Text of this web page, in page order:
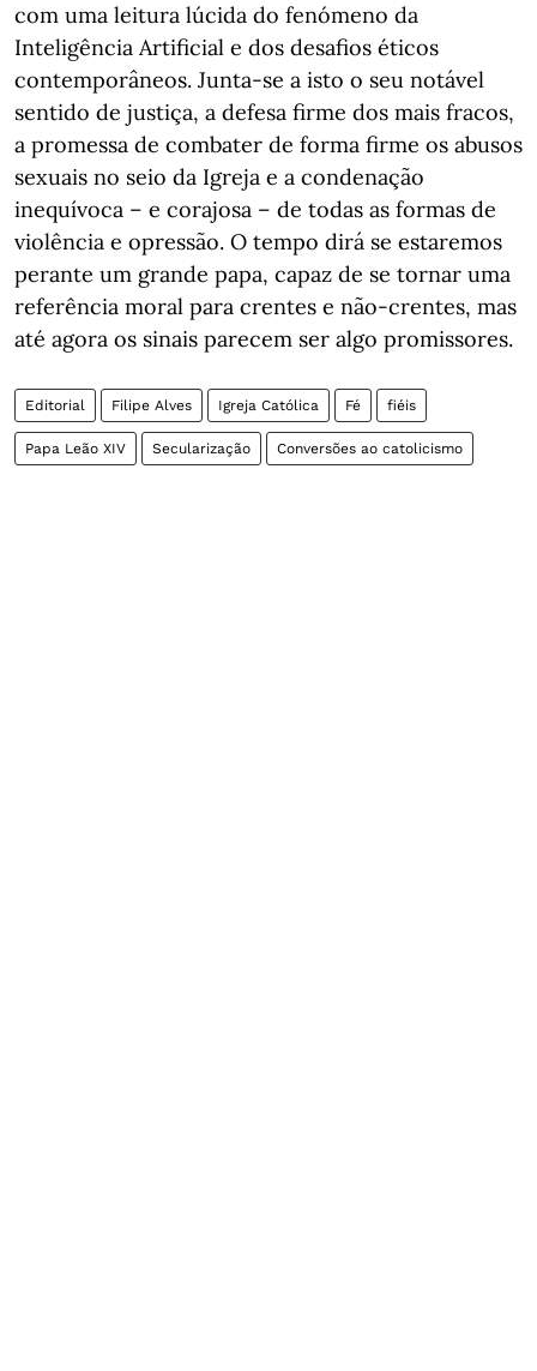
com uma leitura lúcida do fenómeno da
Inteligência Artificial e dos desafios éticos
contemporâneos. Junta-se a isto o seu notável
sentido de justiça, a defesa firme dos mais fracos,
a promessa de combater de forma firme os abusos
sexuais no seio da Igreja e a condenação
inequívoca – e corajosa – de todas as formas de
violência e opressão. O tempo dirá se estaremos
perante um grande papa, capaz de se tornar uma
referência moral para crentes e não-crentes, mas
até agora os sinais parecem ser algo promissores.
Editorial Filipe Alves Igreja Católica Fé fiéis
Papa Leão XIV Secularização Conversões ao catolicismo